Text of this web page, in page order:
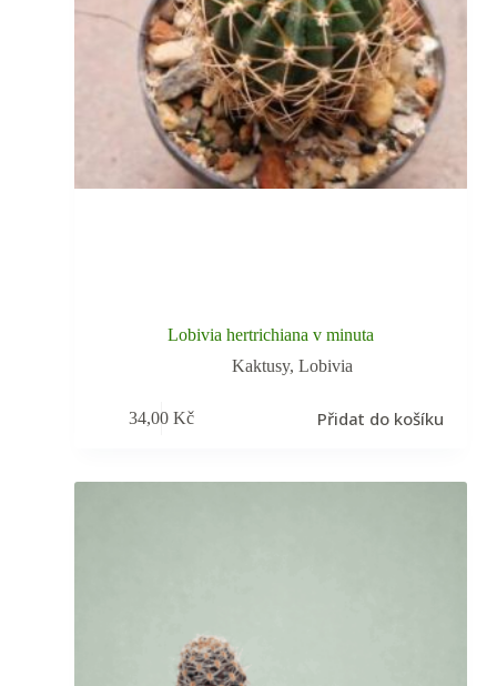
Lobivia hertrichiana v minuta
Kaktusy,Lobivia
34,00 Kč Přidat do košíku